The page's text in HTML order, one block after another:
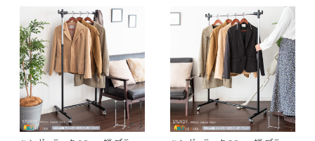
m 奥行65.5cm 高さ123.5cm
座面高43cm おすすめ おしゃれ
北欧 モダン スタイリッシュ 一人
掛 ブースソファ
ンガーラック 幅45cm 奥行37c
m 高さ107.5cm おすすめ おし
ゃれ 北欧 モダン スタイリッシュ
子供部屋 家具